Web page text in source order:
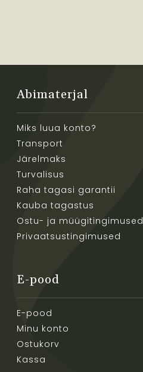
Abimaterjal
Miks luua konto?
Transport
Järelmaks
Turvalisus
Raha tagasi garantii
Kauba tagastus
Ostu- ja müügitingimused
Privaatsustingimused
E-pood
E-pood
Minu konto
Ostukorv
Kassa